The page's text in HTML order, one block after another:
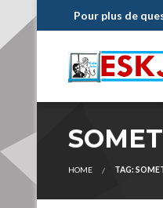
Pour plus de
HOME TAG: